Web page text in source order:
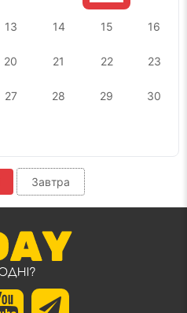
13 14 15 16
20 21 22 23
27 28 29 30
Завтра